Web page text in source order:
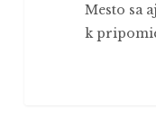
Mesto sa
k